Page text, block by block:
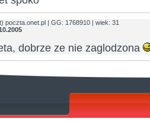
poczta.onet.pl | GG: 1768910 | wiek: 31
dobrze ze nie zaglodzona